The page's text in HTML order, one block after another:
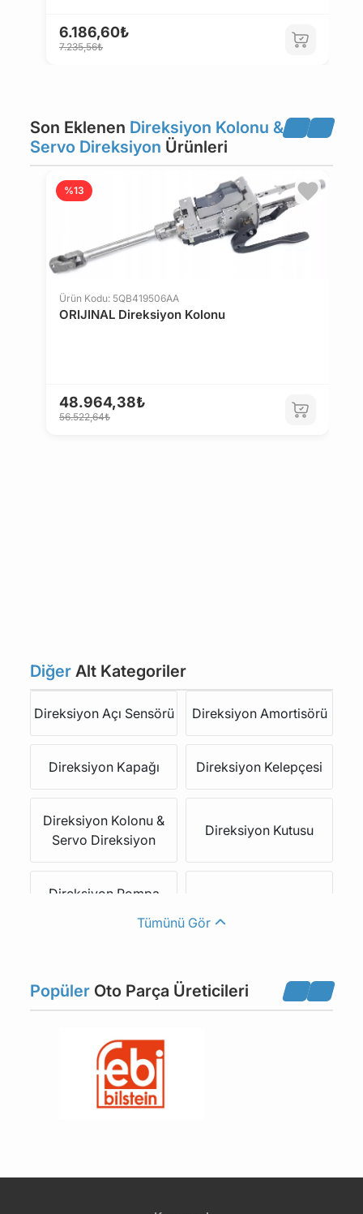
6.186,60₺
7.235,56₺
Son Eklenen Direksiyon Kolonu &
Servo Direksiyon Ürünleri
Ürün Kodu: 5QB419506AA
ORIJINAL Direksiyon Kolonu
48.964,38₺
56.522,64₺
%13
Diğer Alt Kategoriler
Direksiyon Açı Sensörü Direksiyon Amortisörü
Direksiyon Kapağı Direksiyon Kelepçesi
Direksiyon Kolonu &
Servo Direksiyon
Direksiyon Kutusu
Direksiyon Pompa
Hortumu & Borusu
Hidrolik Direksiyon
Pompası
Tümünü Gör
Popüler Oto Parça Üreticileri